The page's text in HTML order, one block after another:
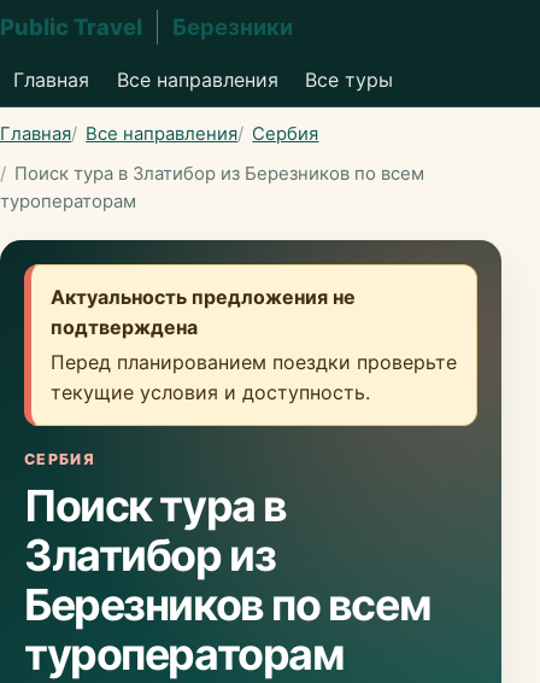
Public Travel Березники
Главная Все направления Все туры
Главная Все направления
Сербия
Поиск тура в Златибор из Березников по всем
туроператорам
Актуальность предложения не
подтверждена
Перед планированием поездки проверьте
текущие условия и доступность.
СЕРБИЯ
Поиск тура в
Златибор из
Березников по всем
туроператорам